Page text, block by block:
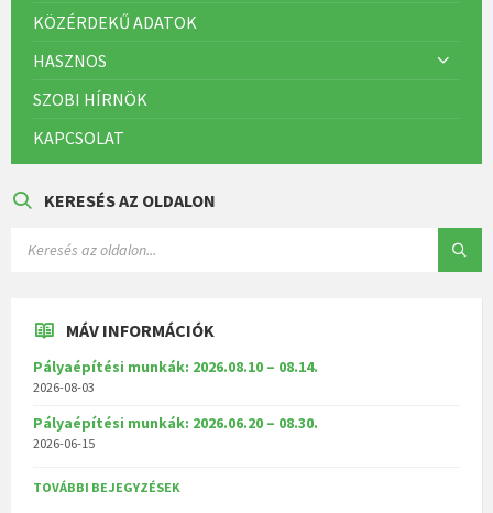
KÖZÉRDEKŰ ADATOK
HASZNOS
SZOBI HÍRNÖK
KAPCSOLAT
KERESÉS AZ OLDALON
MÁV INFORMÁCIÓK
Pályaépítési munkák: 2026.08.10 – 08.14.
2026-08-03
Pályaépítési munkák: 2026.06.20 – 08.30.
2026-06-15
TOVÁBBI BEJEGYZÉSEK